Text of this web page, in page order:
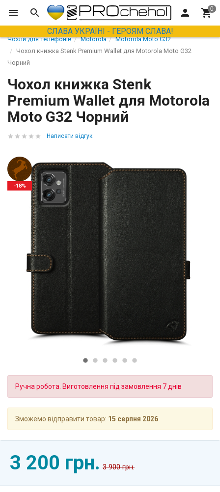
СЛАВА УКРАЇНІ - ГЕРОЯМ СЛАВА!
Чохли для телефонів Motorola
Motorola Moto G32
Чохол книжка Stenk Premium Wallet для Motorola Moto G32
Чорний
Чохол книжка Stenk
Premium Wallet для Motorola
Moto G32 Чорний
Написати відгук
-18%
Ручна робота. Виготовлення під замовлення 7 днів
Зможемо відправити товар: 15 серпня 2026
3 200 грн. 3 900 грн.